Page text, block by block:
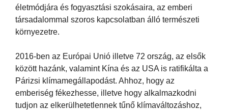
életmódjára és fogyasztási szokásaira, az emberi
társadalommal szoros kapcsolatban álló természeti
környezetre.
2016-ben az Európai Unió illetve 72 ország, az elsők
között hazánk, valamint Kína és az USA is ratifikálta a
Párizsi klímamegállapodást. Ahhoz, hogy az
emberiség fékezhesse, illetve hogy alkalmazkodni
tudjon az elkerülhetetlennek tűnő klímaváltozáshoz,